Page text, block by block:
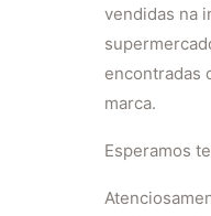
vendidas na
encontradas
marca.
Esperamos